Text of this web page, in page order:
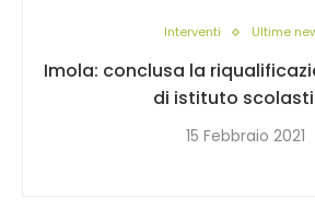
Interventi Ultime
Imola: conclusa la
di istituto
15 Febbraio 2021